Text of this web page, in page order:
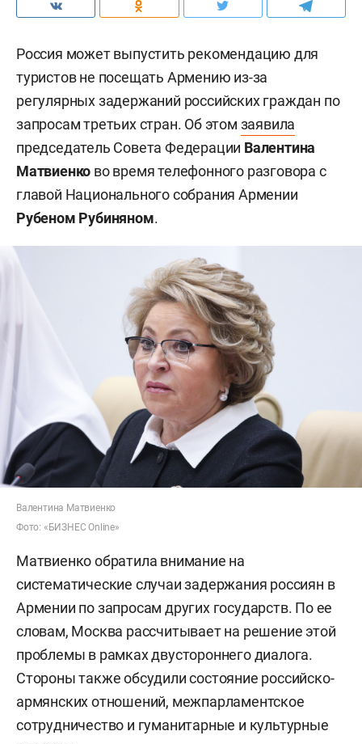
Россия может выпустить рекомендацию для
туристов не посещать Армению из-за
регулярных задержаний российских граждан по
запросам третьих стран. Об этом заявила
председатель Совета Федерации Валентина
Матвиенко во время телефонного разговора с
главой Национального собрания Армении
Рубеном Рубиняном.
Валентина Матвиенко
Фото: «БИЗНЕС Online»
Матвиенко обратила внимание на
систематические случаи задержания россиян в
Армении по запросам других государств. По ее
словам, Москва рассчитывает на решение этой
проблемы в рамках двустороннего диалога.
Стороны также обсудили состояние российско-
армянских отношений, межпарламентское
сотрудничество и гуманитарные и культурные